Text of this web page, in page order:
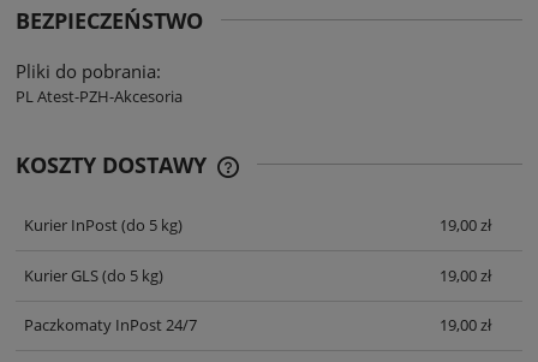
BEZPIECZEŃSTWO
Pliki do pobrania:
PL Atest-PZH-Akcesoria
KOSZTY DOSTAWY
Kurier InPost(do 5 kg) 19,00 zł
Kurier GLS(do 5 kg) 19,00 zł
Paczkomaty InPost 24/7 19,00 zł